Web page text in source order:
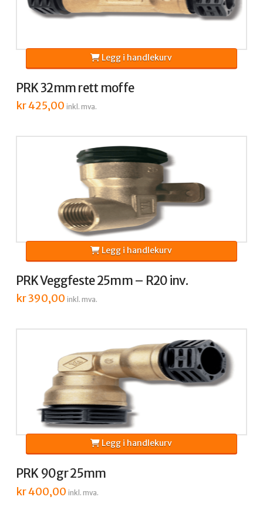
PRK 32mm rett moffe
kr425,00 inkl. mva.
Legg i handlekurv
PRK Veggfeste 25mm – R20 inv.
kr390,00 inkl. mva.
Legg i handlekurv
PRK 90gr 25mm
kr400,00 inkl. mva.
Legg i handlekurv